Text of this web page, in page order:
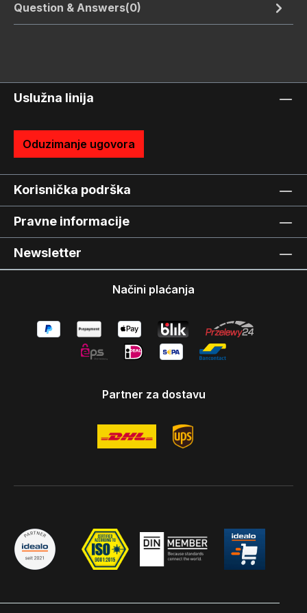
Question & Answers(0)
Uslužna linija
Oduzimanje ugovora
Korisnička podrška
Pravne informacije
Newsletter
Načini plaćanja
Partner za dostavu